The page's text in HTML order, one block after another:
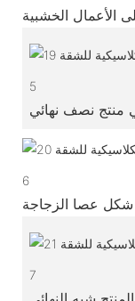
الأعمال الخشبية
5
منتج نصف نهائي
6
شكل عصا الزجاجة
7